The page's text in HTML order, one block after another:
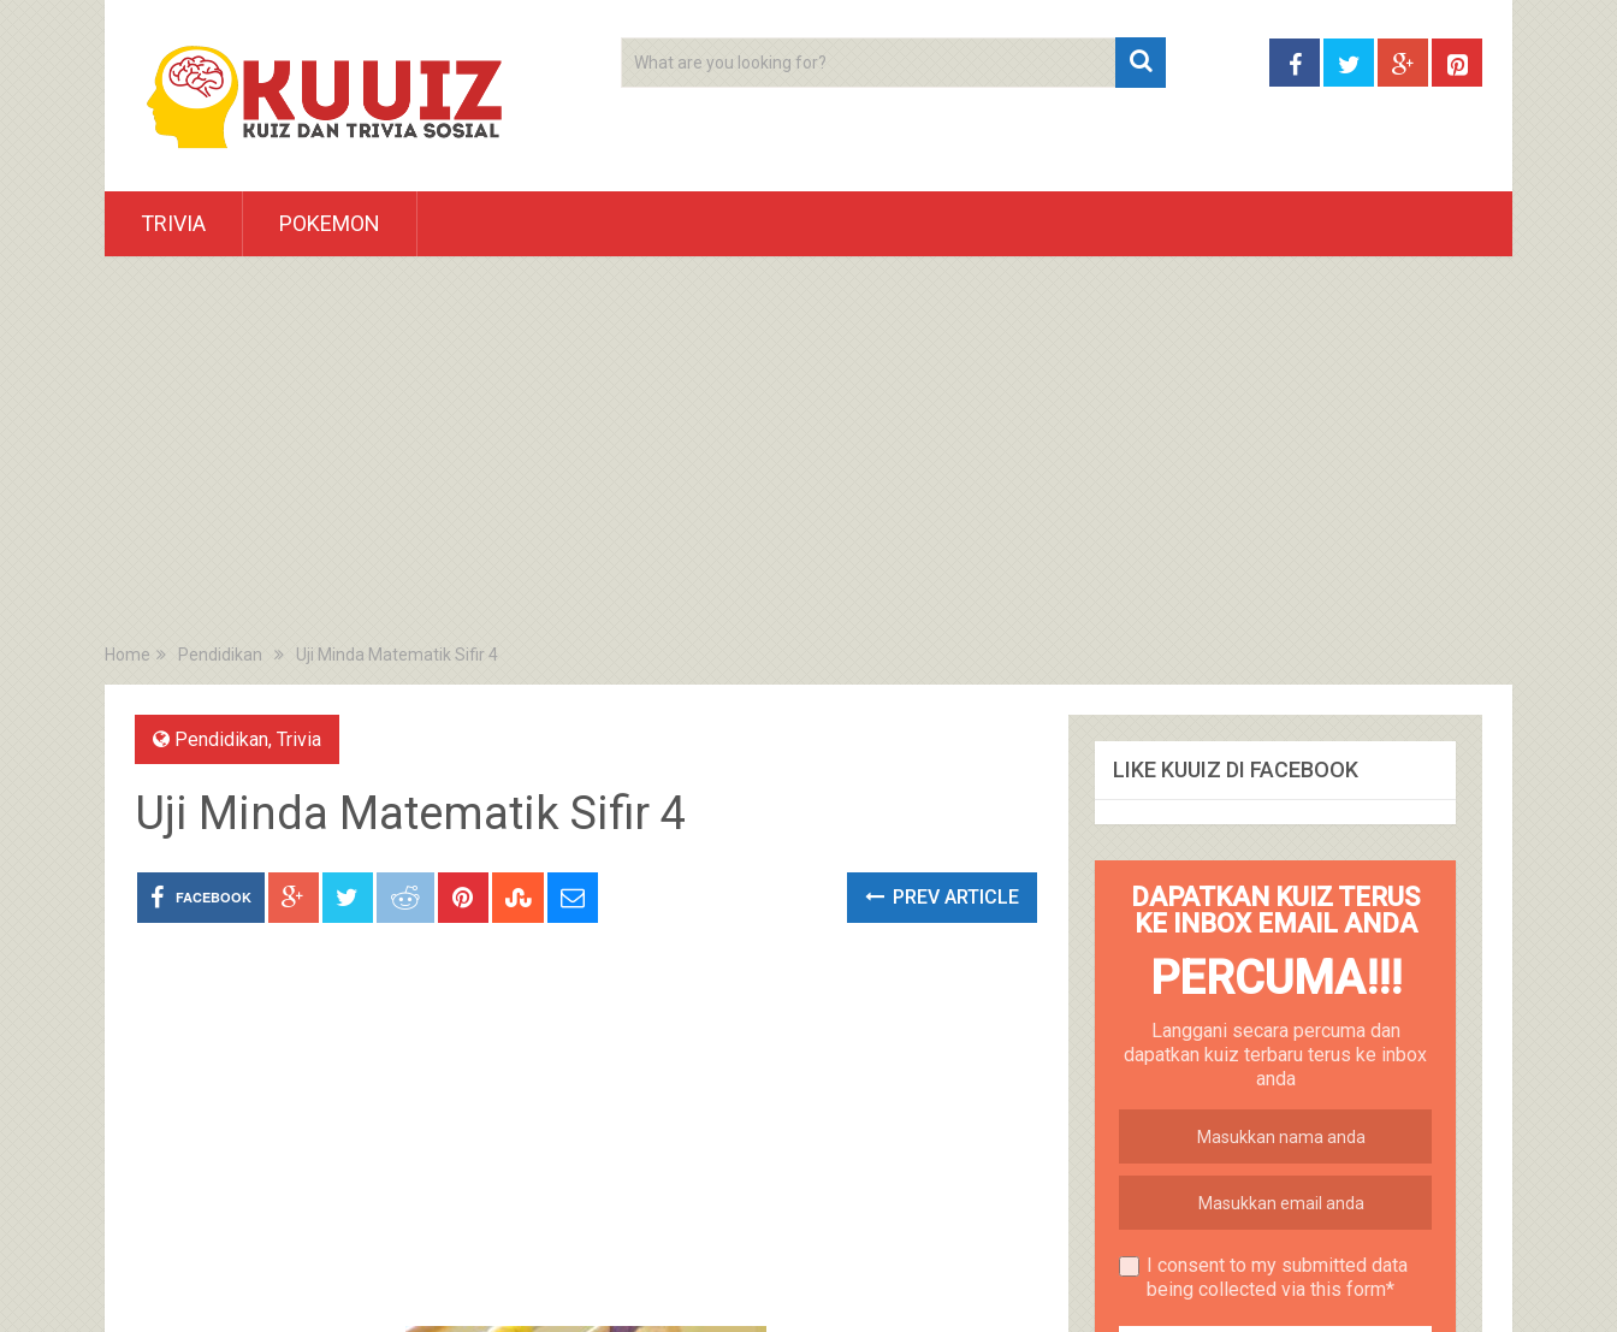
TRIVIA POKEMON
Home Pendidikan Uji Minda Matematik Sifir 4
Pendidikan, Trivia
Uji Minda Matematik Sifir 4
FACEBOOK PREV ARTICLE
LIKE KUUIZ DI FACEBOOK
DAPATKAN KUIZ TERUS
KE INBOX EMAIL ANDA
PERCUMA!!!
Langgani secara percuma dan
dapatkan kuiz terbaru terus ke inbox
anda
I consent to my submitted data
being collected via this form*